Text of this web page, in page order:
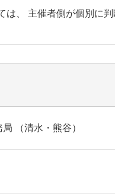
、 主催者側が個別に判
（清水・熊谷）